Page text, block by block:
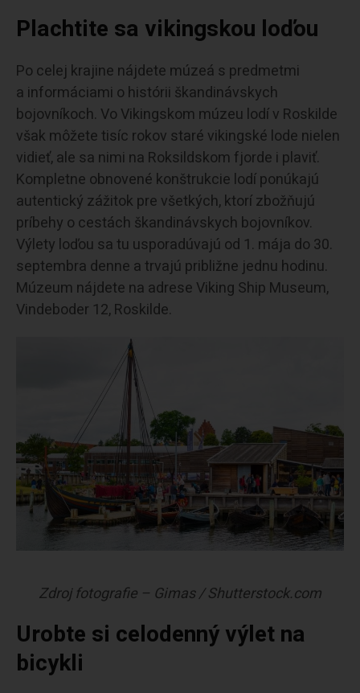
Plachtite sa vikingskou loďou
Po celej krajine nájdete múzeá s predmetmi
a informáciami o histórii škandinávskych
bojovníkoch. Vo Vikingskom múzeu lodí v Roskilde
však môžete tisíc rokov staré vikingské lode nielen
vidieť, ale sa nimi na Roksildskom fjorde i plaviť.
Kompletne obnovené konštrukcie lodí ponúkajú
autentický zážitok pre všetkých, ktorí zbožňujú
príbehy o cestách škandinávskych bojovníkov.
Výlety loďou sa tu usporadúvajú od 1. mája do 30.
septembra denne a trvajú približne jednu hodinu.
Múzeum nájdete na adrese Viking Ship Museum,
Vindeboder 12, Roskilde.
Zdroj fotografie – Gimas / Shutterstock.com
Urobte si celodenný výlet na
bicykli